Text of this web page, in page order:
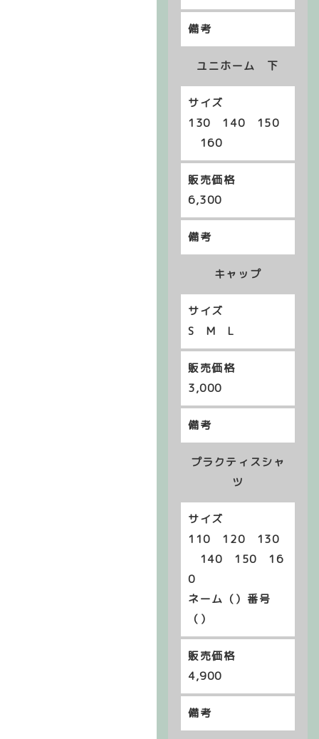
ユニホーム 下
130 140 150
160
6,300
キャップ
S M L
3,000
プラクティスシャ
ツ
110 120 130
140 150 16
0
ネーム（）番号
（）
4,900